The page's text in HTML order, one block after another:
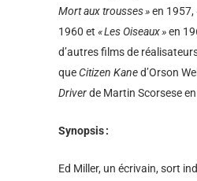
Mort aux trousses »en 1957,
1960 et « Les Oiseaux »en
d’autres films de
queCitizen Kaned’Orson
Driverde Martin Scorsese
Synopsis:
Ed Miller, un écrivain, sort